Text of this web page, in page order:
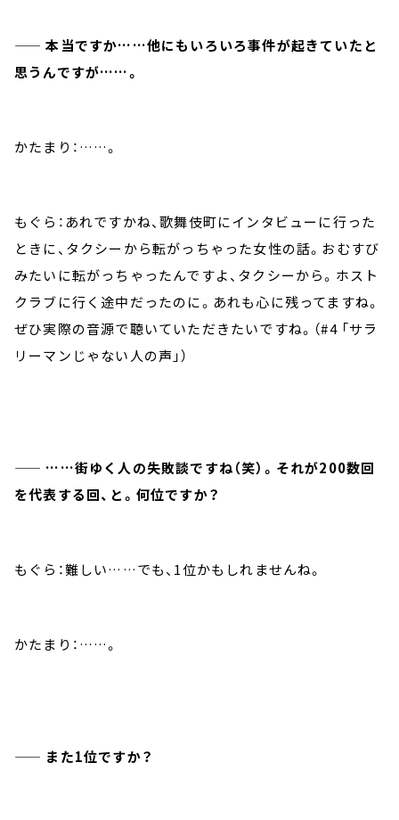
—— 本当ですか……他にもいろいろ事件が起きていたと
思うんですが……。
かたまり：……。
もぐら：あれですかね、歌舞伎町にインタビューに行った
ときに、タクシーから転がっちゃった女性の話。おむすび
みたいに転がっちゃったんですよ、タクシーから。ホスト
クラブに行く途中だったのに。あれも心に残ってますね。
ぜひ実際の音源で聴いていただきたいですね。（#4 「サラ
リーマンじゃない人の声」）
—— ……街ゆく人の失敗談ですね（笑）。それが200数回
を代表する回、と。何位ですか？
もぐら：難しい……でも、1位かもしれませんね。
かたまり：……。
—— また1位ですか？